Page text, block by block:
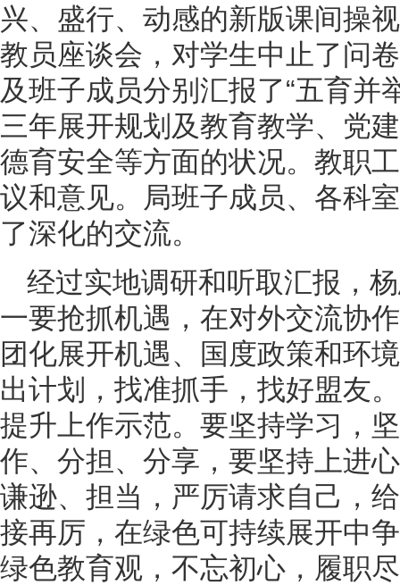
兴、盛行、动感的新版课间操
教员座谈会，对学生中止了问
及班子成员分别汇报了“五育并
三年展开规划及教育教学、党
德育安全等方面的状况。教职
议和意见。局班子成员、各科
了深化的交流。
经过实地调研和听取汇报，
一要抢抓机遇，在对外交流协
团化展开机遇、国度政策和环
出计划，找准抓手，找好盟友
提升上作示范。要坚持学习，
作、分担、分享，要坚持上进
谦逊、担当，严厉请求自己，
接再厉，在绿色可持续展开中
绿色教育观，不忘初心，履职